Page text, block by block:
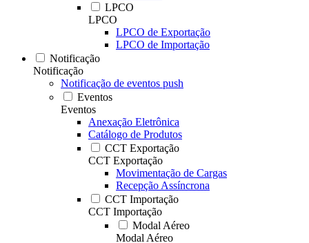
LPCO
LPCO
LPCO de Exportação
LPCO de Importação
Notificação
Notificação
Notificação de eventos push
Eventos
Eventos
Anexação Eletrônica
Catálogo de Produtos
CCT Exportação
CCT Exportação
Movimentação de Cargas
Recepção Assíncrona
CCT Importação
CCT Importação
Modal Aéreo
Modal Aéreo